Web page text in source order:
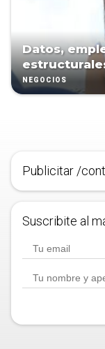
Datos,
NEGOCIOS
Publicitar /
Suscribite al